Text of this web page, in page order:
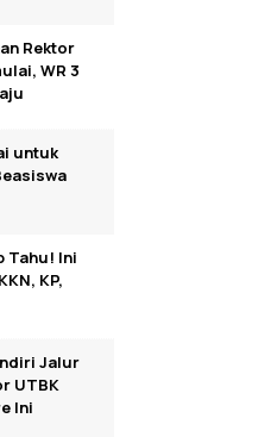
Rektor
WR 3
untuk
Tahu! Ini
KP,
Jalur
UTBK
Ini